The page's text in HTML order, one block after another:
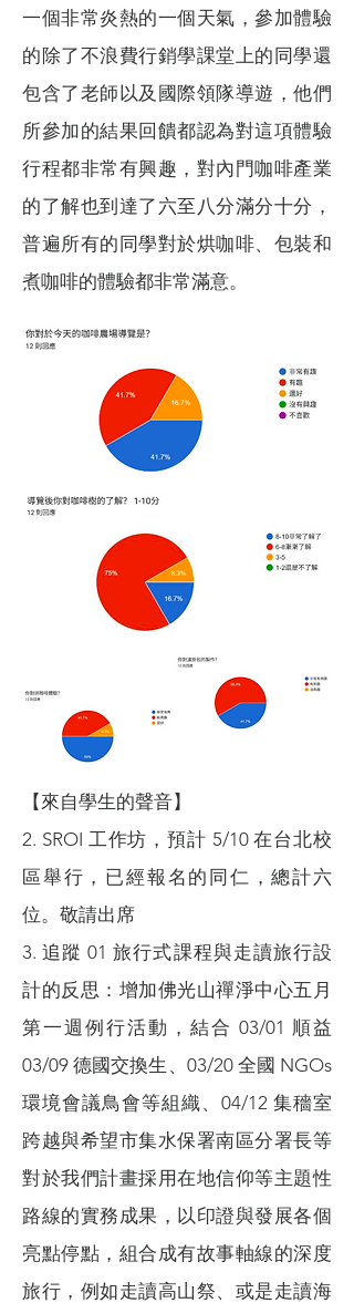
一個非常炎熱的一個天氣，參加體驗
的除了不浪費行銷學課堂上的同學還
包含了老師以及國際領隊導遊，他們
所參加的結果回饋都認為對這項體驗
行程都非常有興趣，對內門咖啡產業
的了解也到達了六至八分滿分十分，
普遍所有的同學對於烘咖啡、包裝和
煮咖啡的體驗都非常滿意。
【來自學生的聲音】
2. SROI 工作坊，預計 5/10 在台北校
區舉行，已經報名的同仁，總計六
位。敬請出席
3. 追蹤 01 旅行式課程與走讀旅行設
計的反思：增加佛光山禪淨中心五月
第一週例行活動，結合 03/01 順益
03/09 德國交換生、03/20 全國 NGOs
環境會議鳥會等組織、04/12 集穡室
跨越與希望市集水保署南區分署長等
對於我們計畫採用在地信仰等主題性
路線的實務成果，以印證與發展各個
亮點停點，組合成有故事軸線的深度
旅行，例如走讀高山祭、或是走讀海